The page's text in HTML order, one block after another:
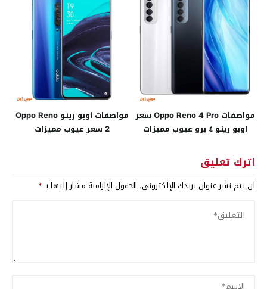
مواصفات Oppo Reno 4 Pro سعر
اوبو رينو ٤ برو عيوب مميزات
مواصفات اوبو رينو Oppo Reno
2 سعر عيوب مميزات
اترك تعليق
لن يتم نشر عنوان بريدك الإلكتروني. الحقول الإلزامية مشار إليها بـ*